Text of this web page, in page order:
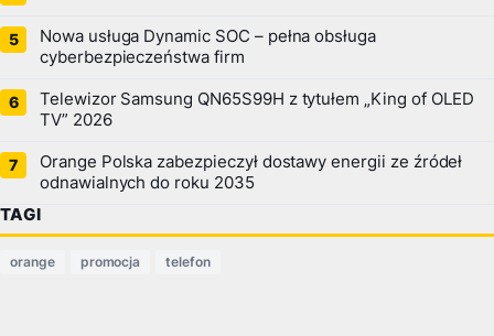
Nowa usługa Dynamic SOC – pełna obsługa
cyberbezpieczeństwa firm
Telewizor Samsung QN65S99H z tytułem „King of OLED
TV” 2026
Orange Polska zabezpieczył dostawy energii ze źródeł
odnawialnych do roku 2035
TAGI
orange promocja telefon